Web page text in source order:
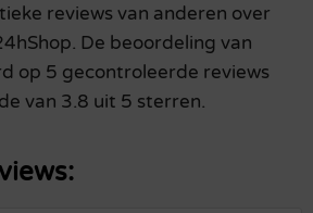
reviews van anderen over
De beoordeling van
op 5 gecontroleerde reviews
van 3.8 uit 5 sterren.